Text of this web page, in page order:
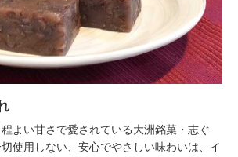
よい甘さで愛されている大洲銘菓・志ぐ
使用しない、安心でやさしい味わいは、イ